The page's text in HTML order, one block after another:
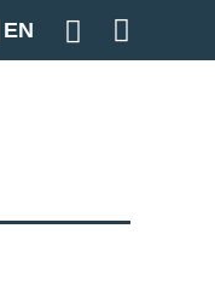
EN